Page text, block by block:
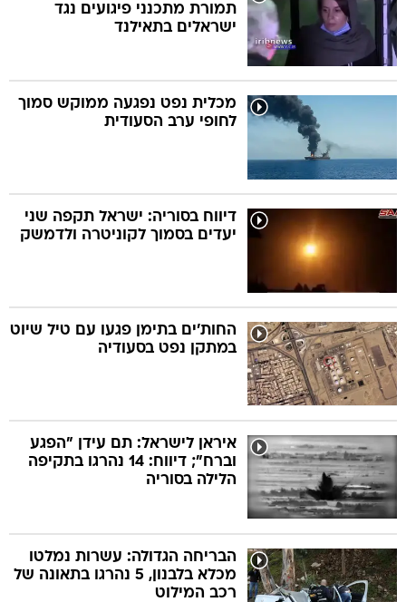
תמורת מתכנני פיגועים נגד
ישראלים בתאילנד
מכלית נפט נפגעה ממוקש סמוך
לחופי ערב הסעודית
דיווח בסוריה: ישראל תקפה שני
יעדים בסמוך לקוניטרה ולדמשק
החות'ים בתימן פגעו עם טיל שיוט
במתקן נפט בסעודיה
איראן לישראל: תם עידן "הפגע
וברח"; דיווח: 14 נהרגו בתקיפה
הלילה בסוריה
הבריחה הגדולה: עשרות נמלטו
מכלא בלבנון, 5 נהרגו בתאונה של
רכב המילוט